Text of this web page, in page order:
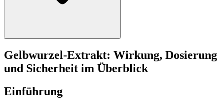
Gelbwurzel-Extrakt: Wirkung, Dosierung
und Sicherheit im Überblick
Einführung